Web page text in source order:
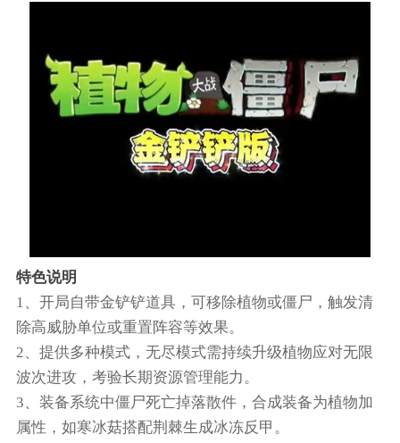
特色说明
1、开局自带金铲铲道具，可移除植物或僵尸，触发清
除高威胁单位或重置阵容等效果。
2、提供多种模式，无尽模式需持续升级植物应对无限
波次进攻，考验长期资源管理能力。
3、装备系统中僵尸死亡掉落散件，合成装备为植物加
属性，如寒冰菇搭配荆棘生成冰冻反甲。